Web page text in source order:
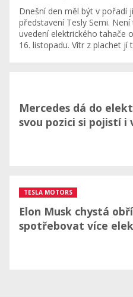
Dnešní den měl být v pořadí
představení Tesly Semi.
uvedení elektrického tahače
16. listopadu. Vítr z plachet
Mercedes dá do
svou pozici si pojistí i
Elon Musk chystá
spotřebovat více
TESLA MOTORS